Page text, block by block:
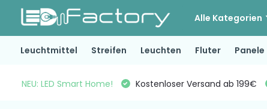
Alle Kategorien
Leuchtmittel Streifen Leuchten Fluter Panele
NEU: LED Smart Home! Kostenloser Versand ab 199€